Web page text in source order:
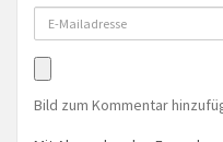
Bild zum Kommentar